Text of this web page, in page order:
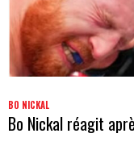
BO NICKAL
Bo Nickal réagit